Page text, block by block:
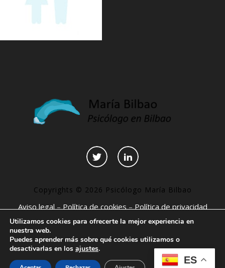
Copyrights © 2026 Psicólogo María Bilbao
Aviso legal–Política de cookies–Política de privacidad
–Declaración de accesibilidad–Páginas interesantes
ES
Utilizamos cookies para ofrecerte la mejor experiencia en
nuestra web.
Puedes aprender más sobre qué cookies utilizamos o
desactivarlas en los ajustes.